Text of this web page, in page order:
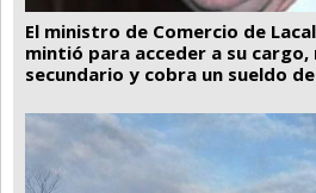
El ministro de Comercio de
mintió para acceder a su
secundario y cobra un sueldo